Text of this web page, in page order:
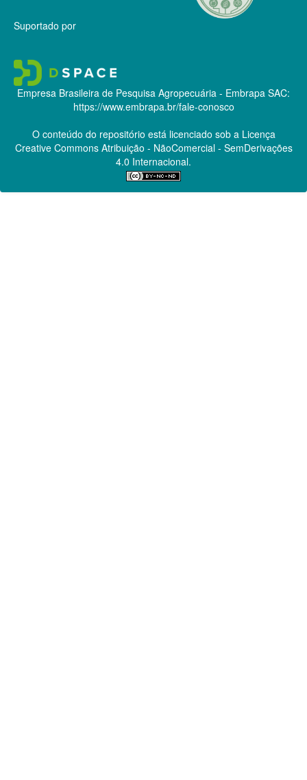
Suportado por
Empresa Brasileira de Pesquisa Agropecuária - Embrapa SAC:
https://www.embrapa.br/fale-conosco
O conteúdo do repositório está licenciado sob a Licença
Creative CommonsAtribuição - NãoComercial - SemDerivações
4.0 Internacional.